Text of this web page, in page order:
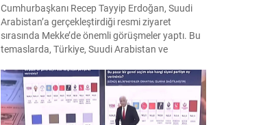
Cumhurbaşkanı Recep Tayyip Erdoğan, Suudi
Arabistan’a gerçekleştirdiği resmi ziyaret
sırasında Mekke’de önemli görüşmeler yaptı. Bu
temaslarda, Türkiye, Suudi Arabistan ve
birliği çerçevesi oluşturuldu. Ziyaretin en somut
çıktısı, üç ülkenin imza attığı Mekke Ortak
Savunma Anlaşması oldu. Anlaşma; ortak
güvenlik yaklaşımıyla bölgesel barış, istikrar...